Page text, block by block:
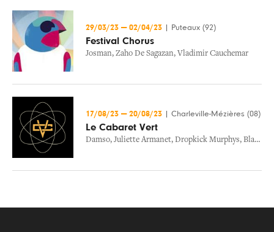
29/03/23 — 02/04/23 Puteaux (92)
Festival Chorus
Josman, Zaho De Sagazan, Vladimir Cauchemar
17/08/23 — 20/08/23 Charleville-Mézières (08)
Le Cabaret Vert
Damso, Juliette Armanet, Dropkick Murphys, Black Eyed Peas